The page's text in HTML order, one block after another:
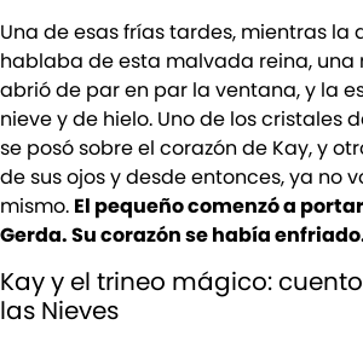
Una de esas frías tardes, mientras la
hablaba de esta malvada reina, una
abrió de par en par la ventana, y la
nieve y de hielo. Uno de los cristales
se posó sobre el corazón de Kay, y
de sus ojos y desde entonces, ya no
mismo. El pequeño comenzó a
Gerda. Su corazón se había
Kay y el trineo mágico:
las Nieves